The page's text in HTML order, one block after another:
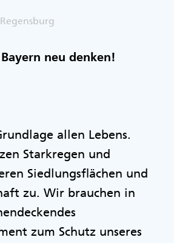
neu denken!
allen Lebens.
Starkregen und
Siedlungsflächen und
zu. Wir brauchen in
zum Schutz unseres